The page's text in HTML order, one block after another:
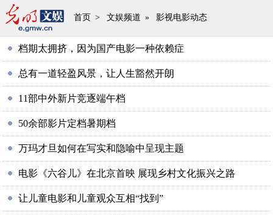
首页 > 文娱频道 » 影视电影动态
档期太拥挤，因为国产电影一种依赖症
总有一道轻盈风景，让人生豁然开朗
11部中外新片竞逐端午档
50余部影片定档暑期档
万玛才旦如何在写实和隐喻中呈现主题
电影《六谷儿》在北京首映 展现乡村文化振兴之路
让儿童电影和儿童观众互相“找到”